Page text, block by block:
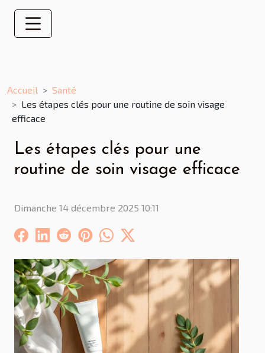
Accueil
Santé
Les étapes clés pour une routine de soin visage
efficace
Les étapes clés pour une
routine de soin visage efficace
Dimanche 14 décembre 2025 10:11